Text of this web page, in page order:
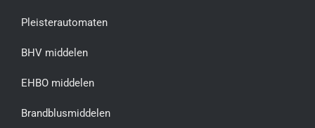
Pleisterautomaten
BHV middelen
EHBO middelen
Brandblusmiddelen